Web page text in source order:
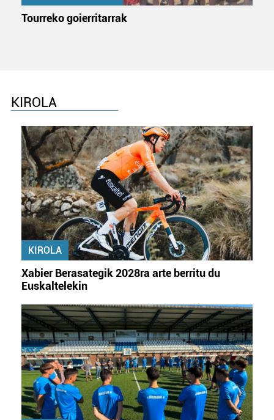
Tourreko goierritarrak
KIROLA
KIROLA
Xabier Berasategik 2028ra arte berritu du
Euskaltelekin